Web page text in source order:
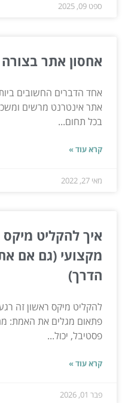
ספט 09, 2025
אחסון אתר בצורה
אחד הדברים החשובים
אתר אינטרנט מרשים
בכל תחום...
קרא עוד »
מאי 27, 2022
איך להקליט
מקצועי (גם אם
הדרך)
להקליט מיקס ראשון זה
פתאום מגלים את האמת:
פסטיבל, יכול...
קרא עוד »
פבר 01, 2026